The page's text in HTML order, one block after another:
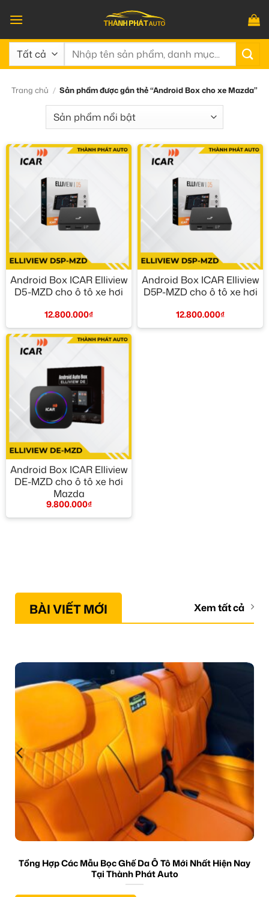
qua
nội
dung
Tìm
Trang chủ / Sản phẩm được gắn thẻ “Android Box cho xe Mazda”
Android Box ICAR Elliview
D5-MZD cho ô tô xe hơi
12.800.000₫
Android Box ICAR Elliview
D5P-MZD cho ô tô xe hơi
12.800.000₫
Android Box ICAR Elliview
DE-MZD cho ô tô xe hơi
Mazda
9.800.000₫
BÀI VIẾT MỚI Xem tất cả
Tổng Hợp Các Mẫu Bọc Ghế Da Ô Tô Mới Nhất Hiện Nay
Tại Thành Phát Auto